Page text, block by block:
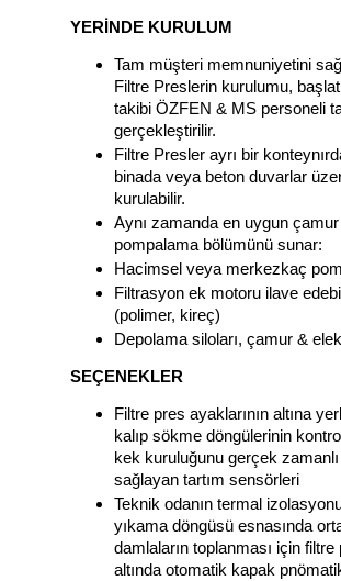
YERİNDE KURULUM
Tam müşteri memnuniyetini
Filtre Preslerin kurulumu,
takibi ÖZFEN & MS personeli
gerçekleştirilir.
Filtre Presler ayrı bir
binada veya beton duvarlar
kurulabilir.
Aynı zamanda en uygun çamur
pompalama bölümünü sunar:
Hacimsel veya merkezkaç
Filtrasyon ek motoru ilave
(polimer, kireç)
Depolama siloları, çamur &
SEÇENEKLER
Filtre pres ayaklarının altına
kalıp sökme döngülerinin
kek kuruluğunu gerçek
sağlayan tartım sensörleri
Teknik odanın termal
yıkama döngüsü esnasında
damlaların toplanması için filtre
altında otomatik kapak